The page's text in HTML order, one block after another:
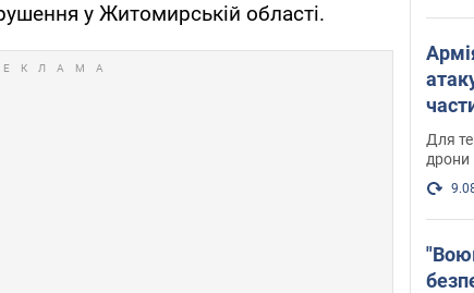
у Житомирській області.
Для
дрони